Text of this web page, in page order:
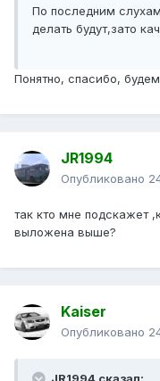
По последним
делать будут,зато
Понятно, спасибо,
JR1994
Опубликовано
так кто мне подскажет
выложена выше?
Kaiser
Опубликовано